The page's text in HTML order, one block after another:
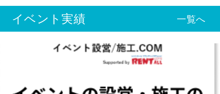
イベント実績 一覧へ